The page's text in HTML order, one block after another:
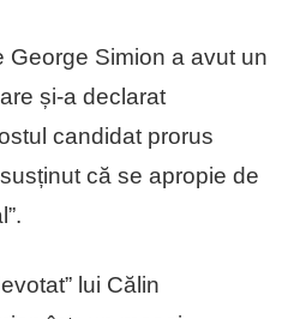
George Simion a avut un
și-a declarat
candidat prorus
că se apropie de
lui Călin